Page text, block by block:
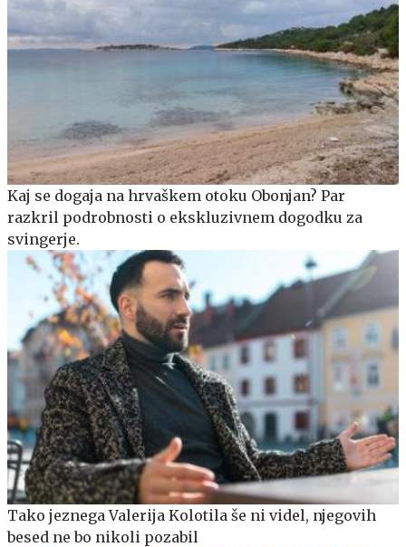
Kaj se dogaja na hrvaškem otoku Obonjan? Par
razkril podrobnosti o ekskluzivnem dogodku za
svingerje.
Tako jeznega Valerija Kolotila še ni videl, njegovih
besed ne bo nikoli pozabil